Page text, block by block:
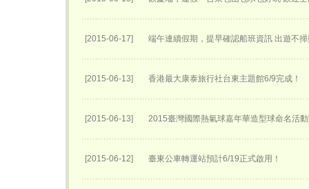
[2015-06-17] 端午連續假期，提早確認船班資訊 出遊不
[2015-06-13] 香港最大康泰旅行社台東主題館6/9完成！
[2015-06-13] 2015臺灣國際熱氣球嘉年華​造型球命名活
[2015-06-12] 臺東公車轉運站預計6/19正式啟用！